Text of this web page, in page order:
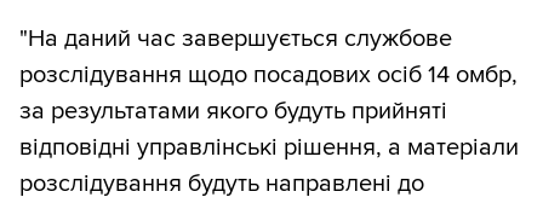
"На даний час завершується службове
розслідування щодо посадових осіб 14 омбр,
за результатами якого будуть прийняті
відповідні управлінські рішення, а матеріали
розслідування будуть направлені до